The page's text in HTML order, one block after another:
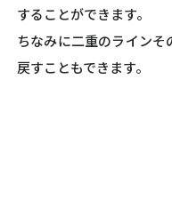
することができます。
ちなみに二重のライン
戻すこともできます。